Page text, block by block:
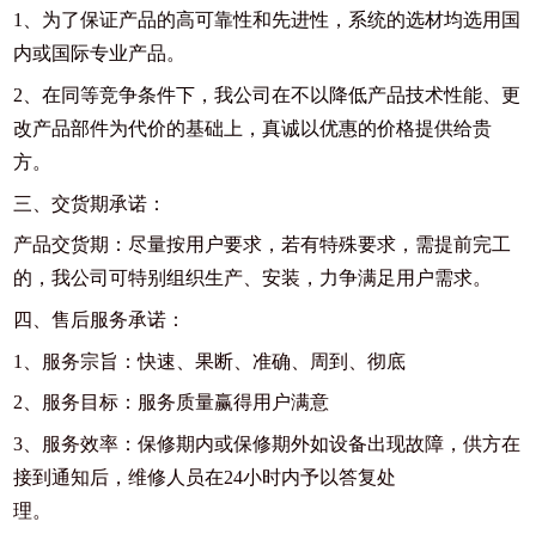
1、为了保证产品的高可靠性和先进性，系统的选材均选用国
内或国际专业产品。
2、在同等竞争条件下，我公司在不以降低产品技术性能、更
改产品部件为代价的基础上，真诚以优惠的价格提供给贵
方。
三、交货期承诺：
产品交货期：尽量按用户要求，若有特殊要求，需提前完工
的，我公司可特别组织生产、安装，力争满足用户需求。
四、售后服务承诺：
1、服务宗旨：快速、果断、准确、周到、彻底
2、服务目标：服务质量赢得用户满意
3、服务效率：保修期内或保修期外如设备出现故障，供方在
接到通知后，维修人员在24小时内予以答复处
理。